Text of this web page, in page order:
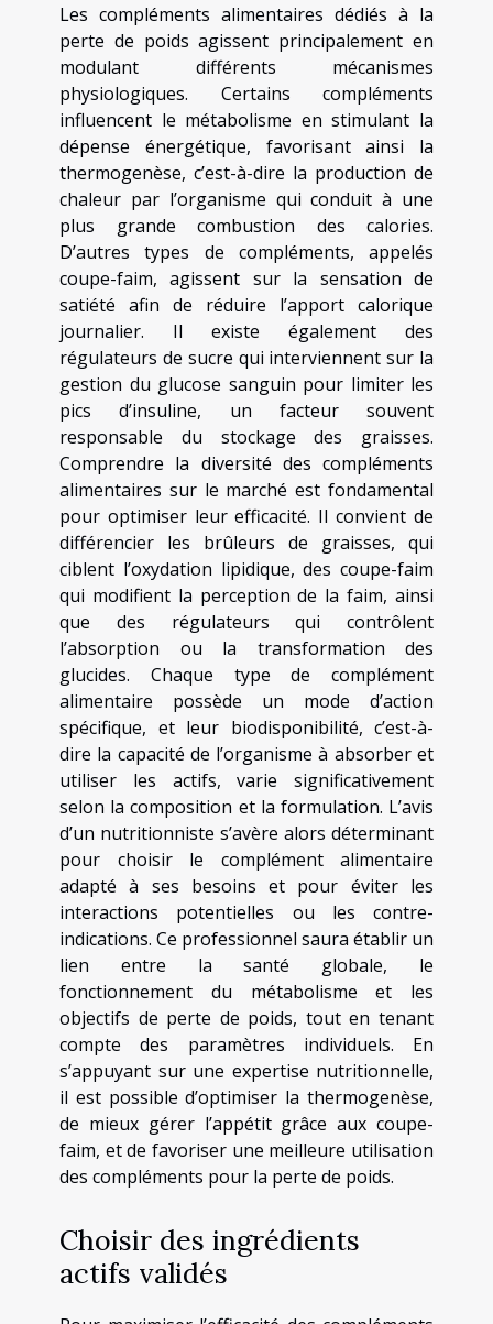
Les compléments alimentaires dédiés à la
perte de poids agissent principalement en
modulant différents mécanismes
physiologiques. Certains compléments
influencent le métabolisme en stimulant la
dépense énergétique, favorisant ainsi la
thermogenèse, c’est-à-dire la production de
chaleur par l’organisme qui conduit à une
plus grande combustion des calories.
D’autres types de compléments, appelés
coupe-faim, agissent sur la sensation de
satiété afin de réduire l’apport calorique
journalier. Il existe également des
régulateurs de sucre qui interviennent sur la
gestion du glucose sanguin pour limiter les
pics d’insuline, un facteur souvent
responsable du stockage des graisses.
Comprendre la diversité des compléments
alimentaires sur le marché est fondamental
pour optimiser leur efficacité. Il convient de
différencier les brûleurs de graisses, qui
ciblent l’oxydation lipidique, des coupe-faim
qui modifient la perception de la faim, ainsi
que des régulateurs qui contrôlent
l’absorption ou la transformation des
glucides. Chaque type de complément
alimentaire possède un mode d’action
spécifique, et leur biodisponibilité, c’est-à-
dire la capacité de l’organisme à absorber et
utiliser les actifs, varie significativement
selon la composition et la formulation. L’avis
d’un nutritionniste s’avère alors déterminant
pour choisir le complément alimentaire
adapté à ses besoins et pour éviter les
interactions potentielles ou les contre-
indications. Ce professionnel saura établir un
lien entre la santé globale, le
fonctionnement du métabolisme et les
objectifs de perte de poids, tout en tenant
compte des paramètres individuels. En
s’appuyant sur une expertise nutritionnelle,
il est possible d’optimiser la thermogenèse,
de mieux gérer l’appétit grâce aux coupe-
faim, et de favoriser une meilleure utilisation
des compléments pour la perte de poids.
Choisir des ingrédients
actifs validés